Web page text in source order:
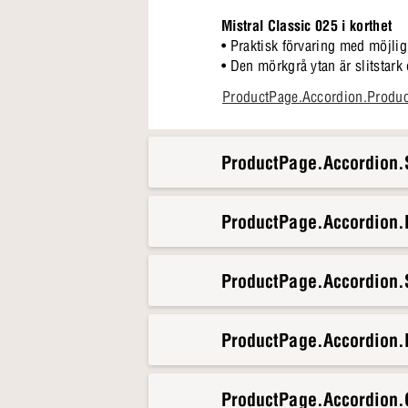
Mistral Classic 025 i korthet
• Praktisk förvaring med
• Den mörkgrå ytan är
• Landar naturligt i rummet -
• Tips! Lägg till dörrar eller
Mistral Classic 025 är mer än
den vara ett skyltfönster för